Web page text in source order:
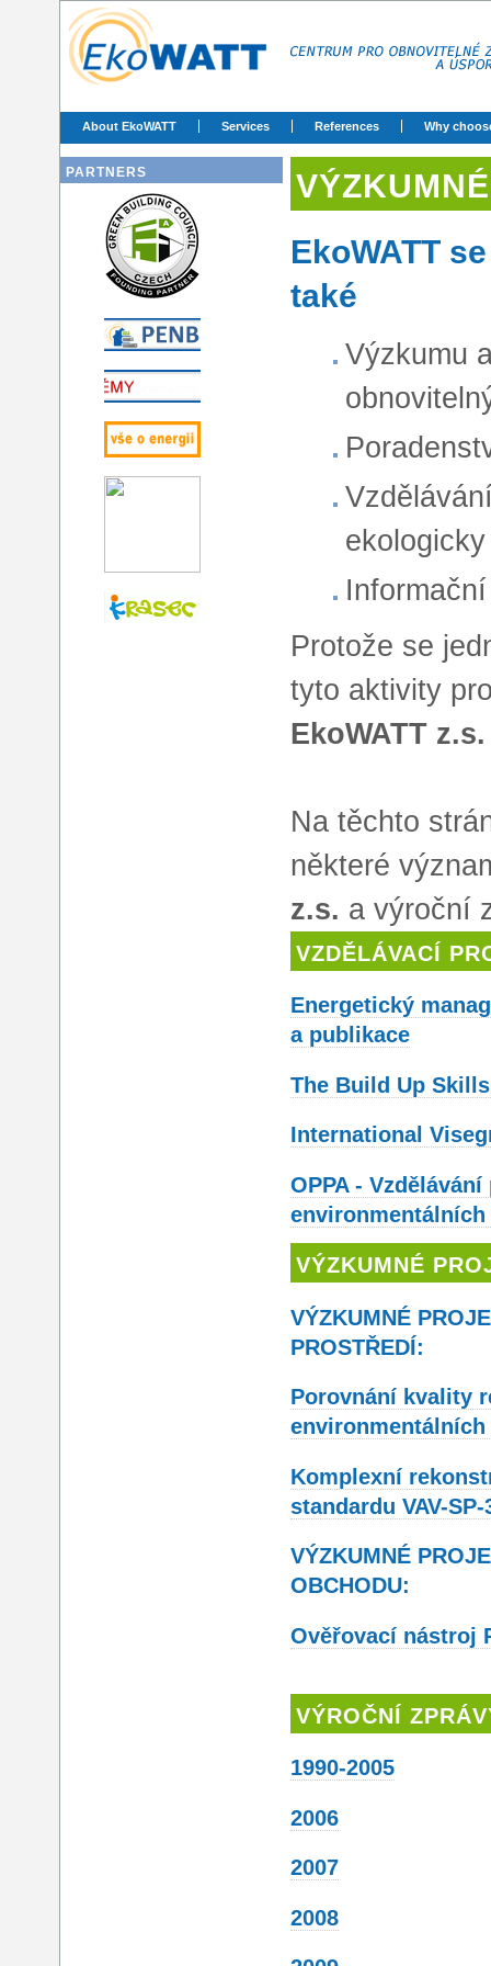
About EkoWATT Services References Why
PARTNERS
EkoWATT
také
Výzkumu
Protože se
tyto aktivity
EkoWATT z.s.
Na těchto
některé
z.s. a výroční
VZDĚLÁVACÍ
Energetický
a publikace
The Build Up
International
OPPA -
VÝZKUMNÉ
VÝZKUMNÉ
PROSTŘEDÍ:
Porovnání kvality
Komplexní
standardu VAV-SP-
VÝZKUMNÉ
OBCHODU:
Ověřovací nástroj
VÝROČNÍ
1990-2005
2006
2007
2008